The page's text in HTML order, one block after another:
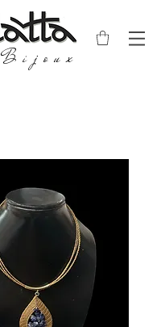
Bijoux